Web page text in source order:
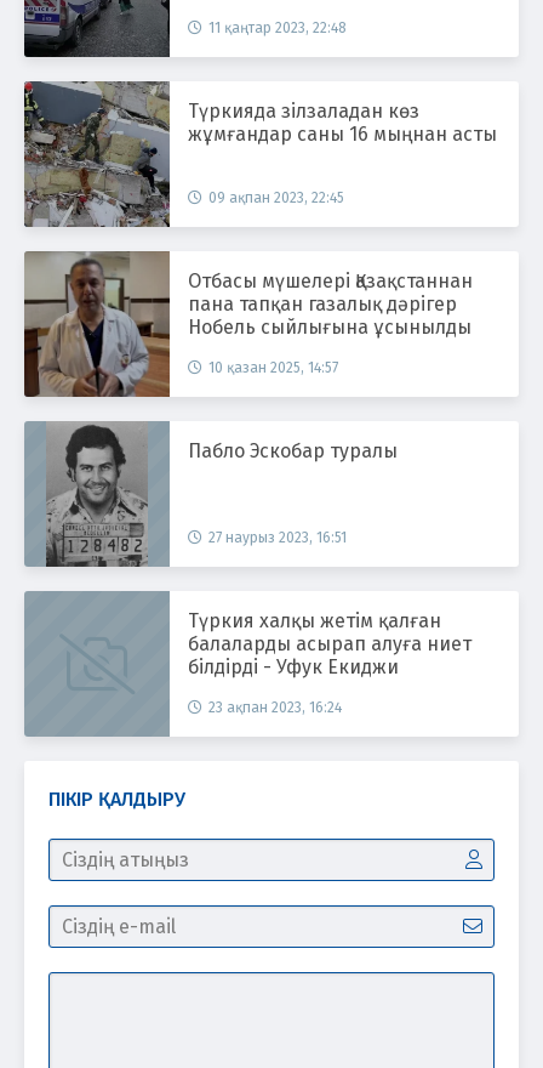
11 қаңтар 2023, 22:48
Түркияда зілзаладан көз
жұмғандар саны 16 мыңнан асты
09 ақпан 2023, 22:45
Отбасы мүшелері Қазақстаннан
пана тапқан газалық дәрігер
Нобель сыйлығына ұсынылды
10 қазан 2025, 14:57
Пабло Эскобар туралы
27 наурыз 2023, 16:51
Түркия халқы жетім қалған
балаларды асырап алуға ниет
білдірді - Уфук Екиджи
23 ақпан 2023, 16:24
ПІКІР ҚАЛДЫРУ